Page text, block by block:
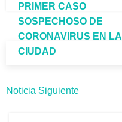
PRIMER CASO
SOSPECHOSO DE
CORONAVIRUS EN LA
CIUDAD
Noticia Siguiente